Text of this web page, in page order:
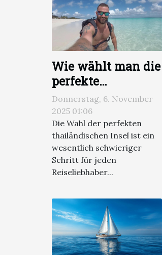
Wie wählt man die
perfekte
thailändische
Insel für deinen
Reisestil?
Donnerstag, 6. November
2025 01:06
Die Wahl der perfekten
thailändischen Insel ist ein
wesentlich schwieriger
Schritt für jeden
Reiseliebhaber...